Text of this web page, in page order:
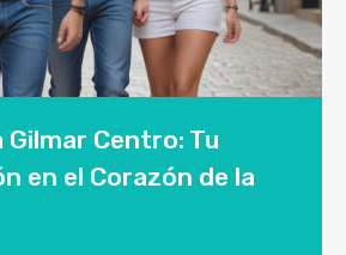
Centro: Tu
en el Corazón de la